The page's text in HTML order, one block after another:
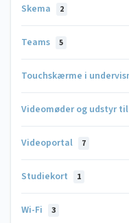
Skema 2
Teams 5
Touchskærme i
Videomøder og udstyr
Videoportal 7
Studiekort 1
Wi-Fi 3